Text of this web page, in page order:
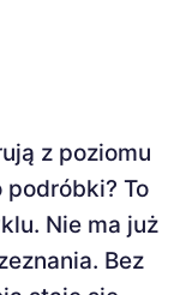
z poziomu
podróbki? To
Nie ma już
Bez